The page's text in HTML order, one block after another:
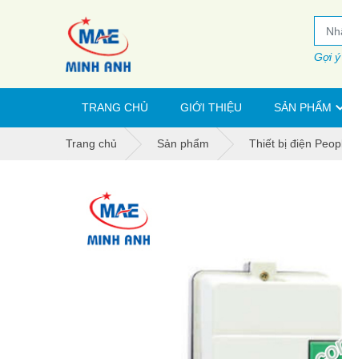
Gợi
TRANG CHỦ GIỚI THIỆU SẢN PHẨM
Trang chủ Sản phẩm Thiết bị điện